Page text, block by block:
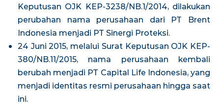
Keputusan OJK KEP-3238/NB.1/2014, dilakukan
perubahan nama perusahaan dari PT Brent
Indonesia menjadi PT Sinergi Proteksi.
24 Juni 2015, melalui Surat Keputusan OJK KEP-
380/NB.11/2015, nama perusahaan kembali
berubah menjadi PT Capital Life Indonesia, yang
menjadi identitas resmi perusahaan hingga saat
ini.